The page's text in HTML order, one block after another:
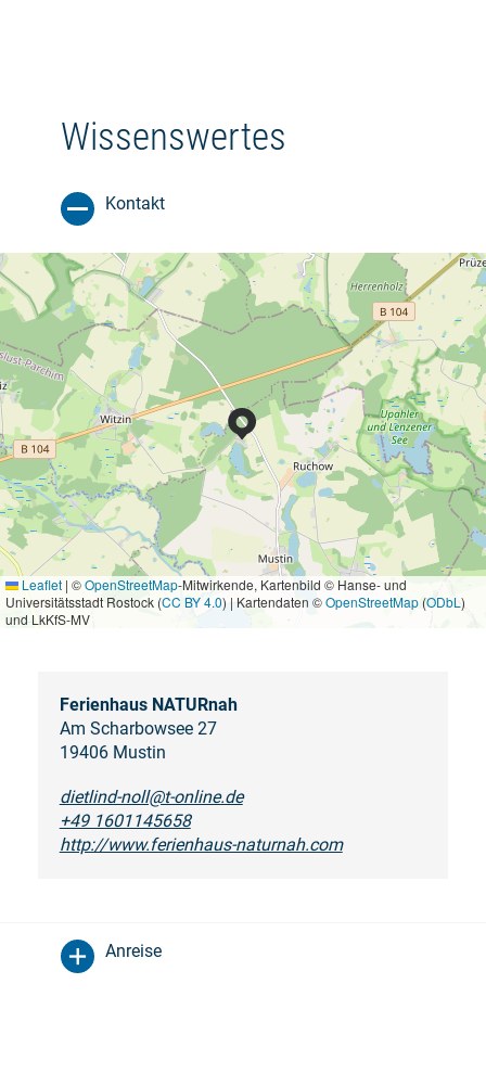
Wissenswertes
Kontakt
Leaflet | ©OpenStreetMap-Mitwirkende, Kartenbild © Hanse- und
Universitätsstadt Rostock (CC BY 4.0) | Kartendaten ©OpenStreetMap(ODbL )
und LkKfS-MV
Ferienhaus NATURnah
Am Scharbowsee 27
19406 Mustin
dietlind-noll@t-online.de
+49 1601145658
http://www.ferienhaus-naturnah.com
Anreise